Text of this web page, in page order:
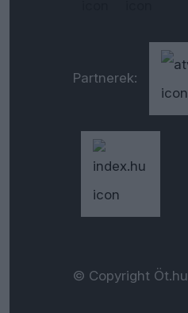
Partnerek:
© Copyright Öt.hu